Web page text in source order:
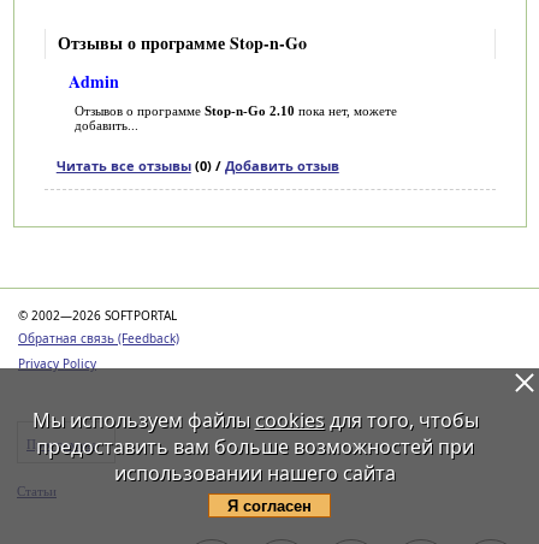
Отзывы о программе Stop-n-Go
Admin
Отзывов о программе Stop-n-Go 2.10 пока нет, можете
добавить...
Читать все отзывы(0) / Добавить отзыв
© 2002—2026 SOFTPORTAL
Обратная связь (Feedback)
Privacy Policy
Программы
Статьи
Мы используем файлы cookiesдля того, чтобы
предоставить вам больше возможностей при
использовании нашего сайта